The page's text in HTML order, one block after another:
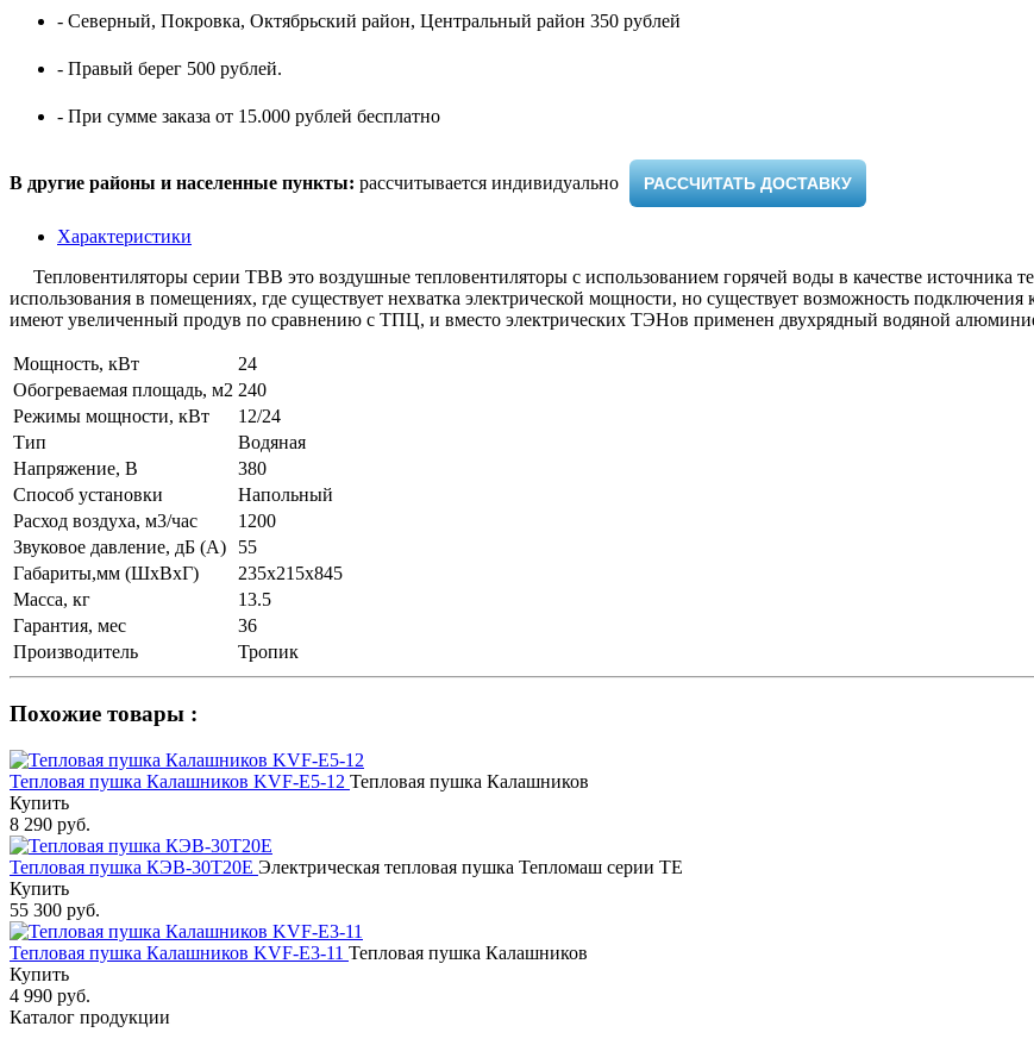
- Северный, Покровка, Октябрьский район, Центральный район 350 рублей
- Правый берег 500 рублей.
- При сумме заказа от 15.000 рублей бесплатно
В другие районы и населенные пункты: рассчитывается индивидуально ​ РАССЧИТАТЬ ДОСТАВКУ
Характеристики
Тепловентиляторы серии ТВВ это воздушные тепловентиляторы с использованием горячей воды в качестве источника
использования в помещениях, где существует нехватка электрической мощности, но существует возможность
имеют увеличенный продув по сравнению с ТПЦ, и вместо электрических ТЭНов применен двухрядный водяной
Мощность, кВт
24
Обогреваемая площадь, м2 240
Режимы мощности, кВт
12/24
Тип
Водяная
Напряжение, В
380
Способ установки
Напольный
Расход воздуха, м3/час
1200
Звуковое давление, дБ (А)
55
Габариты,мм (ШхВхГ)
235х215х845
Масса, кг
13.5
Гарантия, мес
36
Производитель
Тропик
Похожие товары :
Тепловая пушка Калашников KVF-E5-12 Тепловая пушка Калашников
Купить
8 290 руб.
Тепловая пушка КЭВ-30Т20Е Электрическая тепловая пушка Тепломаш серии ТЕ
Купить
55 300 руб.
Тепловая пушка Калашников KVF-E3-11 Тепловая пушка Калашников
Купить
4 990 руб.
Каталог продукции